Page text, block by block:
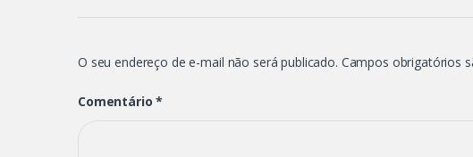
O seu endereço de e-mail não será publicado. Campos obrigatórios
Comentário*